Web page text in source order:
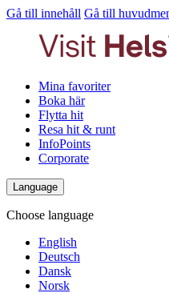
Gå till innehåll Gå till
Mina favoriter
Boka här
Flytta hit
Resa hit & runt
InfoPoints
Corporate
Language
Choose language
English
Deutsch
Dansk
Norsk